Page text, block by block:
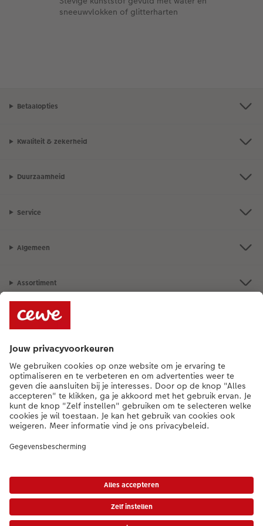
sneeuwvlokken of glitterharten
Betaalopties
Kwaliteit & zekerheid
Duurzaamheid
Service
Algemeen
Assortiment
Als je een vraag hebt over een product of bestelling, bel ons dan gerust:
015 29 56 13[ma - vr 9:00 tot 20:00 u | za 9:00 tot 17:00 u | zo 12:00 tot
16:00 u]
NL|FR
verwerkings- en verzendkosten.
|Algemene voorwaarden|Privacy|Imprint|Toegankelijkheid